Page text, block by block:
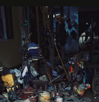
quán cà phê. Dưới đây
nhất của xu hướng này.